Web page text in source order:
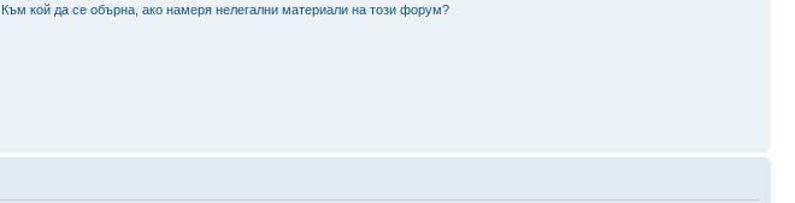
Към кой да се обърна, ако намеря нелегални материали на този форум?